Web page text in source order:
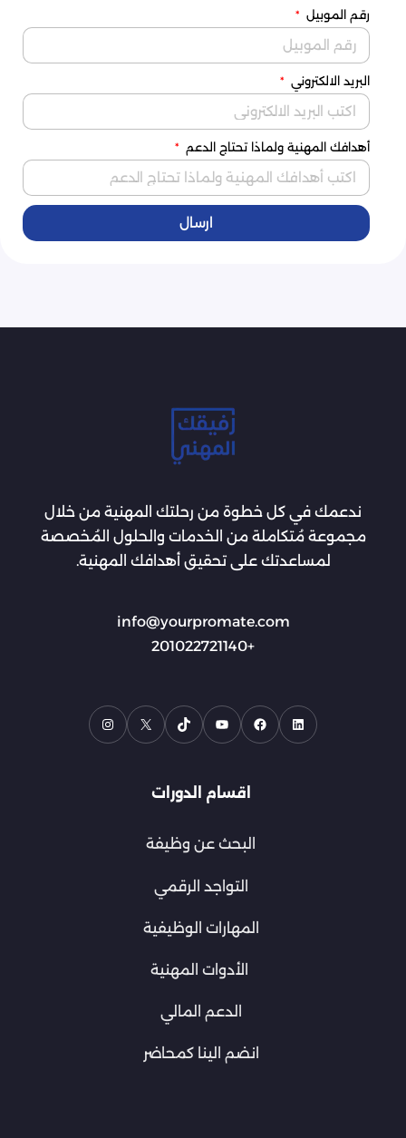
رقم الموبيل
البريد الالكتروني
أهدافك المهنية ولماذا تحتاج الدعم
ارسال
ندعمك في كل خطوة من رحلتك المهنية من خلال
مجموعة مُتكاملة من الخدمات والحلول المُخصصة
لمساعدتك على تحقيق أهدافك المهنية.
info@yourpromate.com
+201022721140
اقسام الدورات
البحث عن وظيفة
التواجد الرقمي
المهارات الوظيفية
الأدوات المهنية
الدعم المالي
انضم الينا كمحاضر